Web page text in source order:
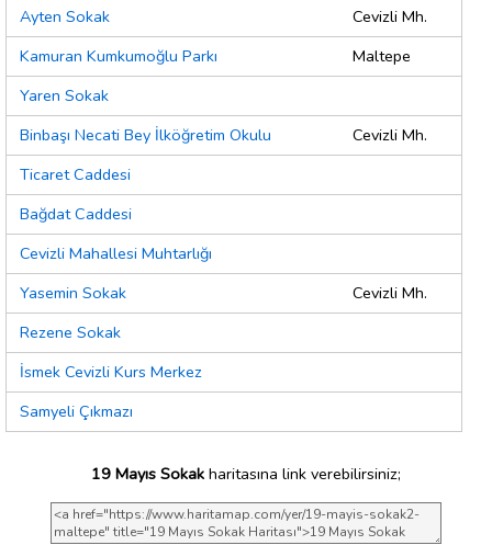
Ayten Sokak
Cevizli Mh.
Kamuran Kumkumoğlu Parkı
Maltepe
Yaren Sokak
Binbaşı Necati Bey İlköğretim Okulu
Cevizli Mh.
Ticaret Caddesi
Bağdat Caddesi
Cevizli Mahallesi Muhtarlığı
Yasemin Sokak
Cevizli Mh.
Rezene Sokak
İsmek Cevizli Kurs Merkez
Samyeli Çıkmazı
19 Mayıs Sokak haritasına link verebilirsiniz;